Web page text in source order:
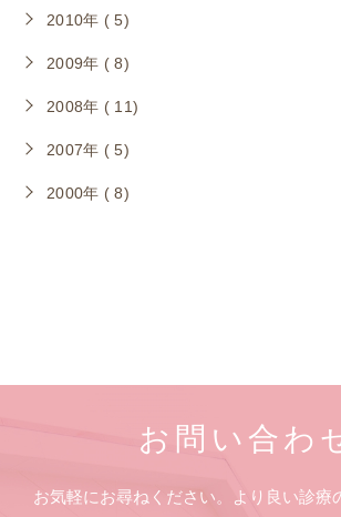
2010年 ( 5)
2009年 ( 8)
2008年 ( 11)
2007年 ( 5)
2000年 ( 8)
お問い合わ
お気軽にお尋ねください。より良い診療